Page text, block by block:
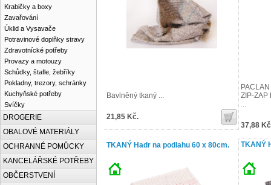
Krabičky a boxy
Zavařování
Úklid a Vysavače
Potravinové doplňky stravy
Zdravotnícké potřeby
Provazy a motouzy
Schůdky, štafle, žebříky
Pokladny, trezory, schránky
Kuchyňské potřeby
Svíčky
DROGERIE
OBALOVÉ MATERIÁLY
OCHRANNÉ POMŮCKY
KANCELÁŘSKÉ POTŘEBY
OBČERSTVENÍ
Bavlněný tkaný ...
21,85 Kč.
ZIP-ZAP
...
37,88
TKANÝ Hadr na podlahu 60 x 80cm. TKANÝ